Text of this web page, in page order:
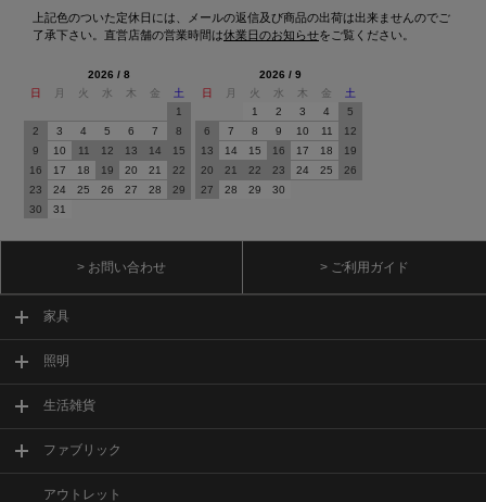
上記色のついた定休日には、メールの返信及び商品の出荷は出来ませんのでご
了承下さい。直営店舗の営業時間は休業日のお知らせをご覧ください。
2026 / 8
日
月 火 水 木 金
土
1
2
3 4 5 6 7
8
9
10 11 12 13 14
15
16
17 18 19 20 21
22
23
24 25 26 27 28
29
30
31
2026 / 9
日
月 火 水 木 金
土
1
2 3 4
5
6
7 8 9 10 11
12
13
14 15 16 17 18
19
20
21 22 23 24 25
26
27
28 29 30
> お問い合わせ > ご利用ガイド
家具
照明
生活雑貨
ファブリック
アウトレット